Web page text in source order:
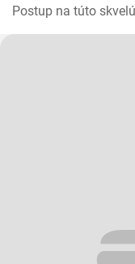
Postup na túto